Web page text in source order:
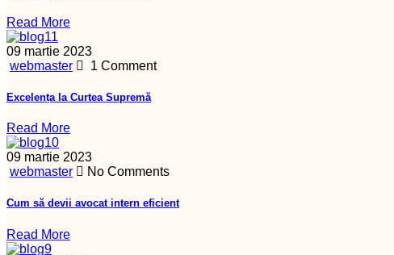
Read More
09 martie 2023
webmaster
1 Comment
Excelența la Curtea Supremă
Read More
09 martie 2023
webmaster
No Comments
Cum să devii avocat intern eficient
Read More